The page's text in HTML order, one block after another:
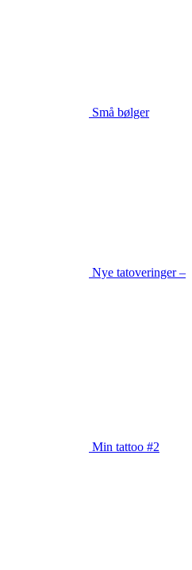
Små bølger
Nye tatoveringer –
Min tattoo #2